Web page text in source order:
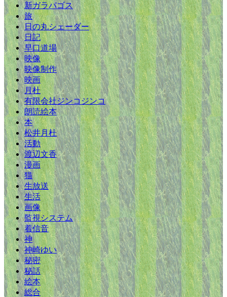
新ガラパゴス
旅
日の丸シェーダー
日記
早口道場
映像
映像制作
映画
月杜
有限会社ジンコジンコ
朗読絵本
本
松井月杜
活動
渡辺文香
漫画
猫
生放送
生活
画像
監視システム
着信音
神
神崎ゆい
秘密
秘話
絵本
総合